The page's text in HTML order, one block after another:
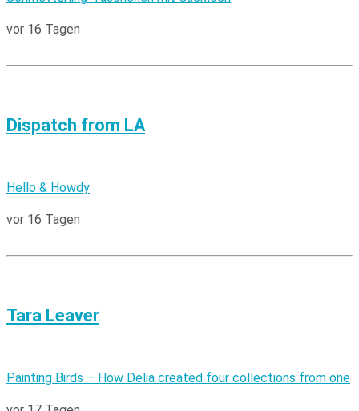
vor 16 Tagen
Dispatch from LA
Hello & Howdy
vor 16 Tagen
Tara Leaver
Painting Birds – How Delia created four collections from one